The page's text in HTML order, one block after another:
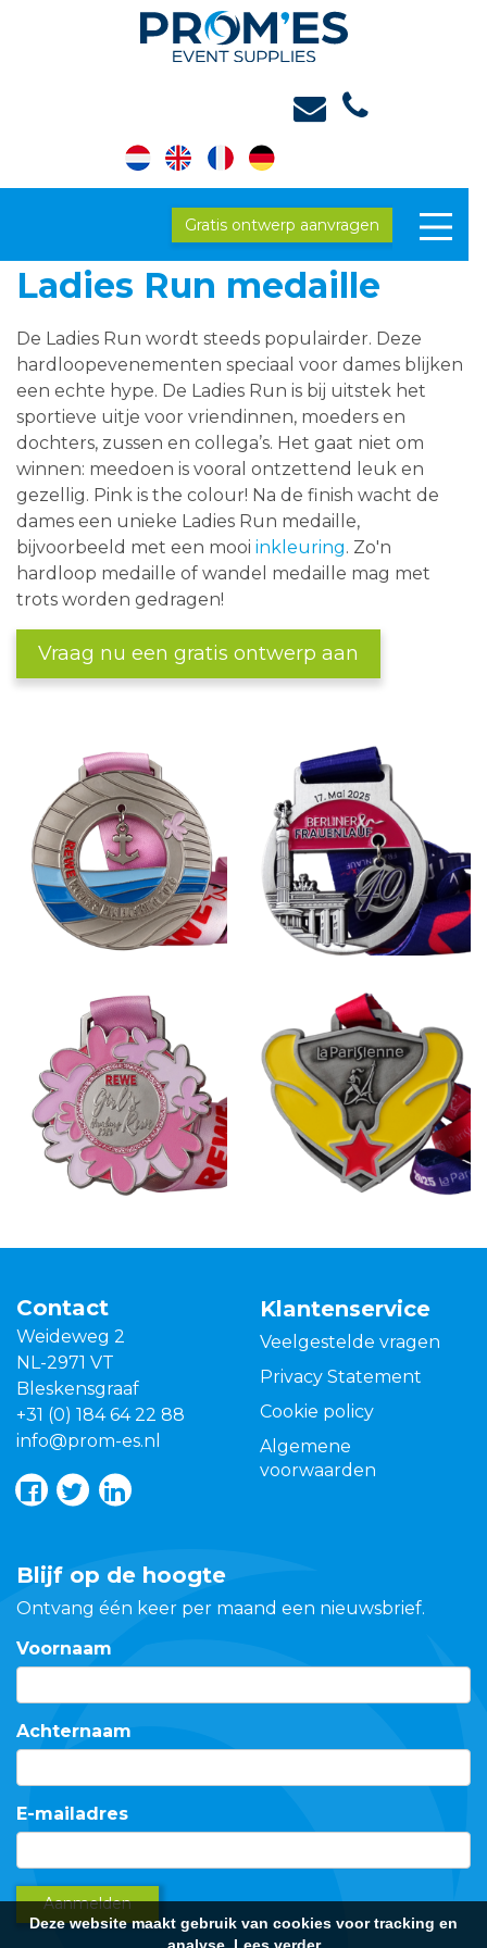
Gratis ontwerp aanvragen
Ladies Run medaille
De Ladies Run wordt steeds populairder. Deze
hardloopevenementen speciaal voor dames blijken
een echte hype. De Ladies Run is bij uitstek het
sportieve uitje voor vriendinnen, moeders en
dochters, zussen en collega’s. Het gaat niet om
winnen: meedoen is vooral ontzettend leuk en
gezellig. Pink is the colour! Na de finish wacht de
dames een unieke Ladies Run medaille,
bijvoorbeeld met een mooi inkleuring. Zo'n
hardloop medaille of wandel medaille mag met
trots worden gedragen!
Vraag nu een gratis ontwerp aan
Contact
Weideweg 2
NL-2971 VT
Bleskensgraaf
+31 (0) 184 64 22 88
info@prom-es.nl
Klantenservice
Veelgestelde vragen
Privacy Statement
Cookie policy
Algemene
voorwaarden
Blijf op de hoogte
Ontvang één keer per maand een nieuwsbrief.
Voornaam
Achternaam
E-mailadres
Aanmelden
Deze website maakt gebruik van cookies voor tracking en
analyse. Lees verder